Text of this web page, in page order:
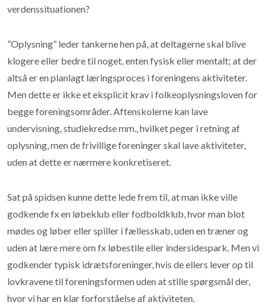
verdenssituationen?
”Oplysning” leder tankerne hen på, at deltagerne skal blive
klogere eller bedre til noget, enten fysisk eller mentalt; at der
altså er en planlagt læringsproces i foreningens aktiviteter.
Men dette er ikke et eksplicit krav i folkeoplysningsloven for
begge foreningsområder. Aftenskolerne kan lave
undervisning, studiekredse mm., hvilket peger i retning af
oplysning, men de frivillige foreninger skal lave aktiviteter,
uden at dette er nærmere konkretiseret.
Sat på spidsen kunne dette lede frem til, at man ikke ville
godkende fx en løbeklub eller fodboldklub, hvor man blot
mødes og løber eller spiller i fællesskab, uden en træner og
uden at lære mere om fx løbestile eller indersidespark. Men vi
godkender typisk idrætsforeninger, hvis de ellers lever op til
lovkravene til foreningsformen uden at stille spørgsmål der,
hvor vi har en klar forforståelse af aktiviteten.